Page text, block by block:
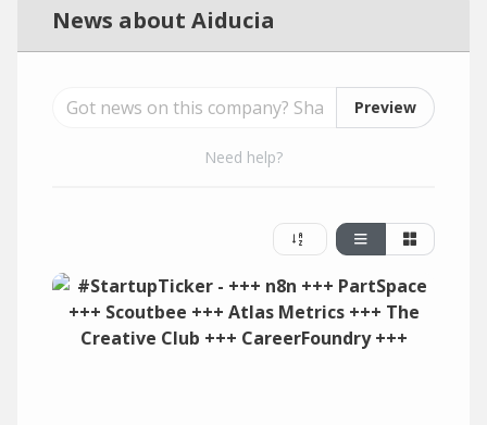
News about Aiducia
Preview
Need help?